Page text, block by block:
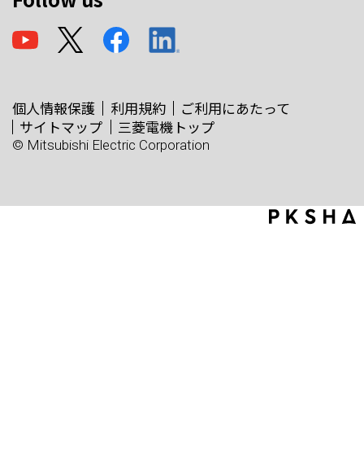
個人情報保護 利用規約
ご利用にあたって
サイトマップ
三菱電機トップ
© Mitsubishi Electric Corporation